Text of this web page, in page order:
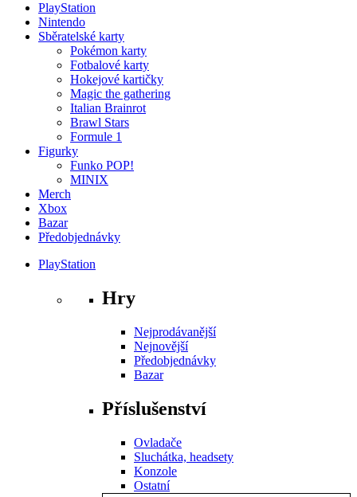
PlayStation
Nintendo
Sběratelské karty
Pokémon karty
Fotbalové karty
Hokejové kartičky
Magic the gathering
Italian Brainrot
Brawl Stars
Formule 1
Figurky
Funko POP!
MINIX
Merch
Xbox
Bazar
Předobjednávky
PlayStation
Hry
Nejprodávanější
Nejnovější
Předobjednávky
Bazar
Příslušenství
Ovladače
Sluchátka, headsety
Konzole
Ostatní